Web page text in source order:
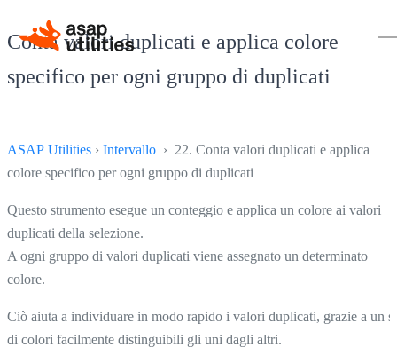
Conta valori duplicati e applica colore
specifico per ogni gruppo di duplicati
ASAP Utilities › Intervallo › 22. Conta valori duplicati e applica
colore specifico per ogni gruppo di duplicati
Questo strumento esegue un conteggio e applica un colore ai valori
duplicati della selezione.
A ogni gruppo di valori duplicati viene assegnato un determinato
colore.
Ciò aiuta a individuare in modo rapido i valori duplicati, grazie a un
di colori facilmente distinguibili gli uni dagli altri.